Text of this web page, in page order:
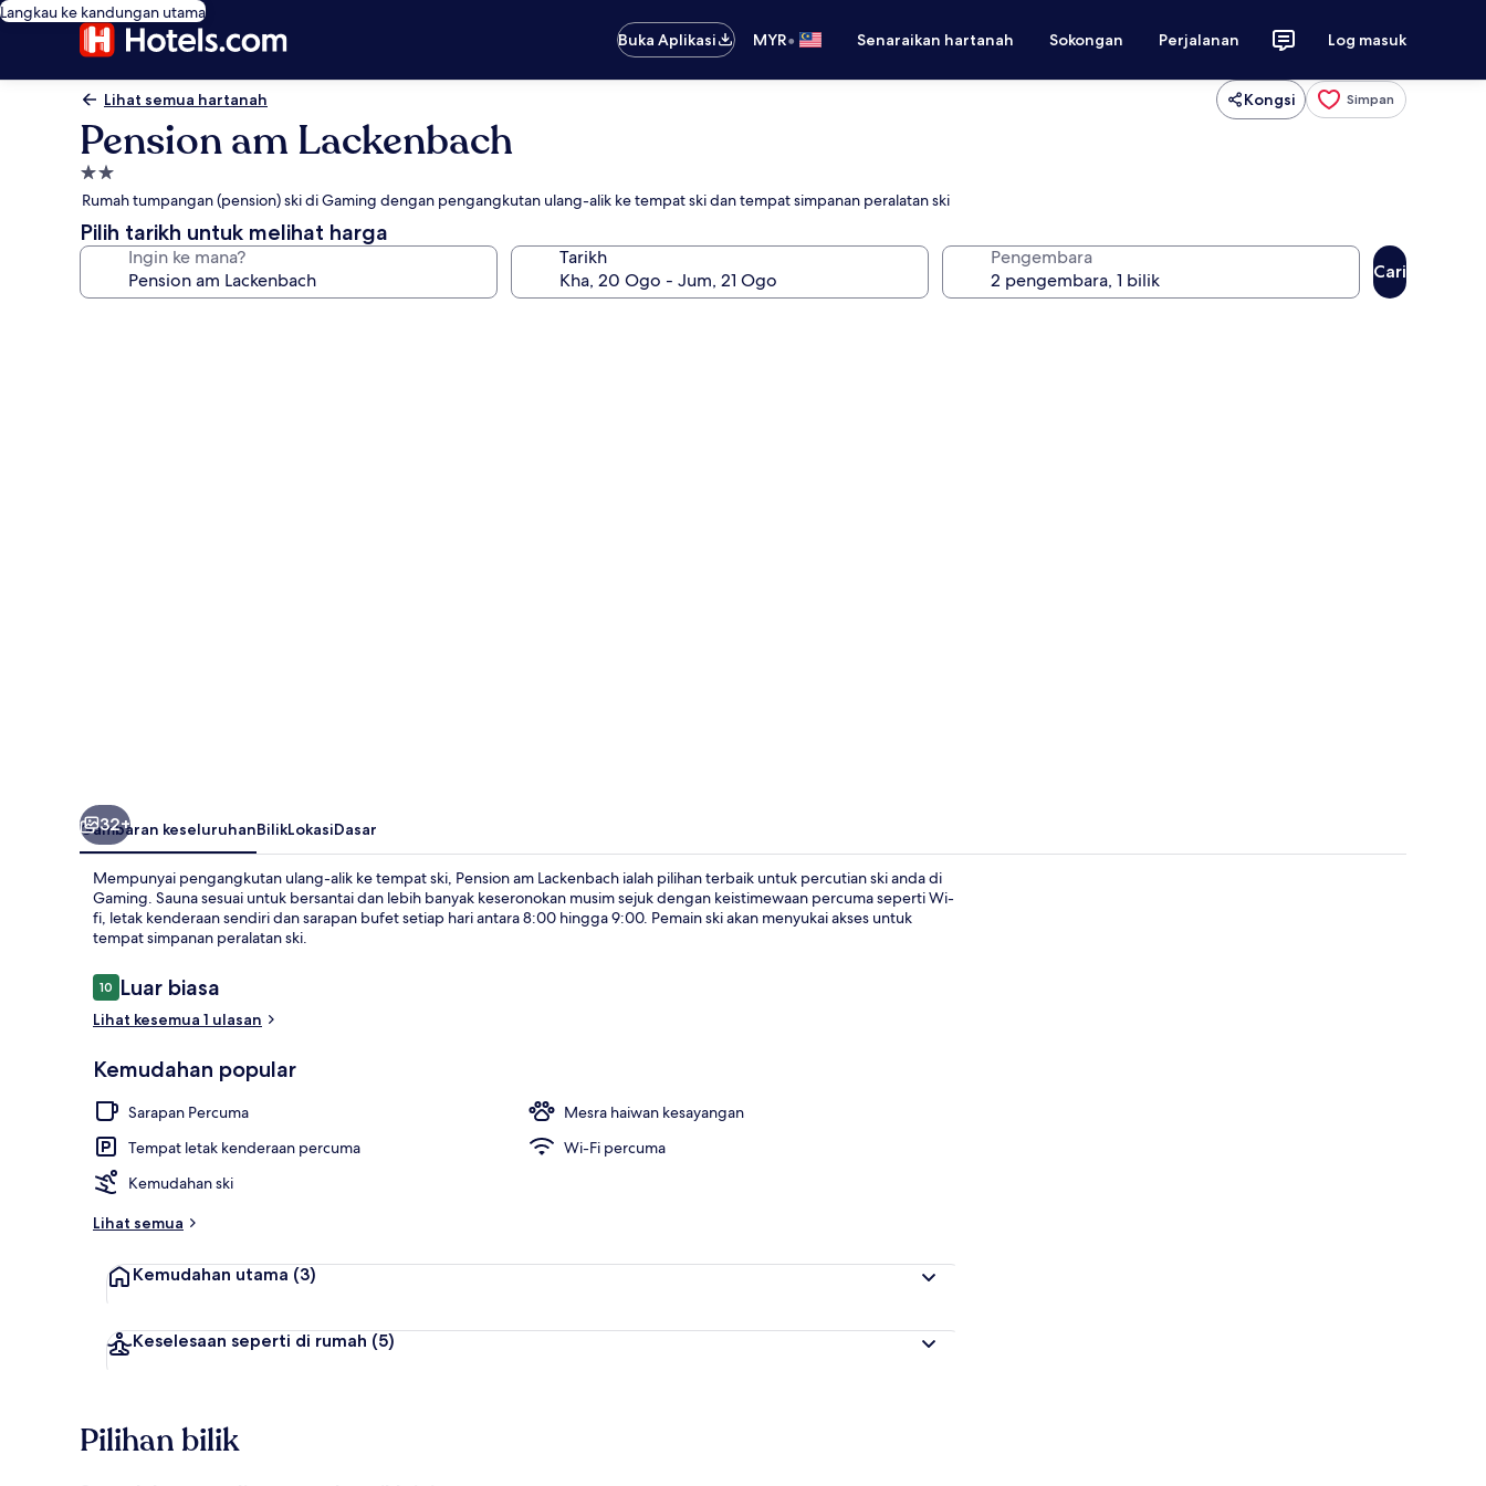
Langkau ke kandungan utama
Buka Aplikasi
MYR• Senaraikan hartanah Sokongan Perjalanan Log masuk
Lihat semua hartanah Kongsi Simpan
Pension am Lackenbach
Hartanah
2.0
bintang
Rumah tumpangan (pension) ski di Gaming dengan pengangkutan ulang-alik ke tempat ski dan tempat simpanan peralatan ski
Pilih tarikh untuk melihat harga
Ingin ke mana? Tarikh Pengembara
Cari
32+
Gambaran keseluruhanBilikLokasiDasar
Mempunyai pengangkutan ulang-alik ke tempat ski, Pension am Lackenbach ialah pilihan terbaik untuk percutian ski anda di
Gaming. Sauna sesuai untuk bersantai dan lebih banyak keseronokan musim sejuk dengan keistimewaan percuma seperti Wi-
fi, letak kenderaan sendiri dan sarapan bufet setiap hari antara 8:00 hingga 9:00. Pemain ski akan menyukai akses untuk
tempat simpanan peralatan ski.
Ulasan
1010 daripada 10
Luar biasa
Lihat kesemua 1 ulasan
Kemudahan popular
Sarapan Percuma
Mesra haiwan kesayangan
Tempat letak kenderaan percuma
Wi-Fi percuma
Kemudahan ski
Lihat semua
Kemudahan utama (3)
Keselesaan seperti di rumah (5)
Pilihan bilik